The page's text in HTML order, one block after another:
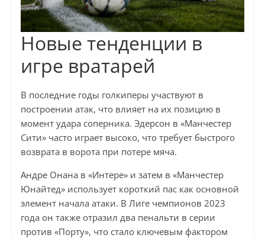
Новые тенденции в
игре вратарей
В последние годы голкиперы участвуют в
построении атак, что влияет на их позицию в
момент удара соперника. Эдерсон в «Манчестер
Сити» часто играет высоко, что требует быстрого
возврата в ворота при потере мяча.
Андре Онана в «Интере» и затем в «Манчестер
Юнайтед» использует короткий пас как основной
элемент начала атаки. В Лиге чемпионов 2023
года он также отразил два пенальти в серии
против «Порту», что стало ключевым фактором